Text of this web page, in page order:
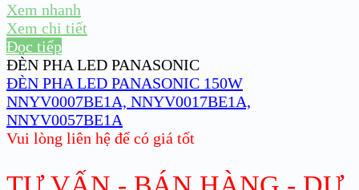
Xem nhanh
Xem chi tiết
Đọc tiếp
ĐÈN PHA LED PANASONIC
ĐÈN PHA LED PANASONIC 150W
NNYV0007BE1A, NNYV0017BE1A,
NNYV0057BE1A
Vui lòng liên hệ để có giá tốt